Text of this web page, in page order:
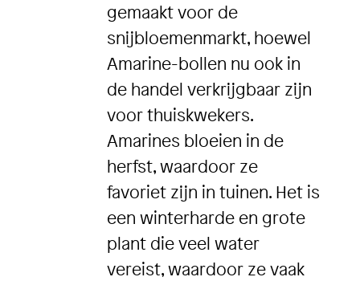
gemaakt voor de
snijbloemenmarkt, hoewel
Amarine-bollen nu ook in
de handel verkrijgbaar zijn
voor thuiskwekers.
Amarines bloeien in de
herfst, waardoor ze
favoriet zijn in tuinen. Het is
een winterharde en grote
plant die veel water
vereist, waardoor ze vaak